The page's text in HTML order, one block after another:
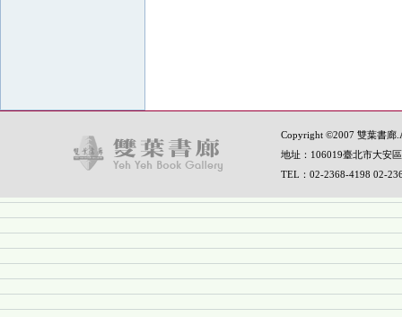
Copyright ©2007 雙葉書廊
地址：106019臺北市大安
TEL：02-2368-4198 02-